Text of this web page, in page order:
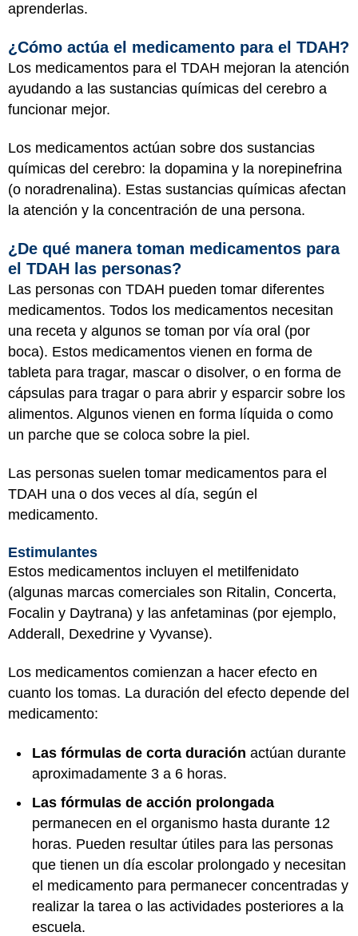
aprenderlas.
¿Cómo actúa el medicamento para el TDAH?
Los medicamentos para el TDAH mejoran la atención
ayudando a las sustancias químicas del cerebro a
funcionar mejor.
Los medicamentos actúan sobre dos sustancias
químicas del cerebro: la dopamina y la norepinefrina
(o noradrenalina). Estas sustancias químicas afectan
la atención y la concentración de una persona.
¿De qué manera toman medicamentos para
el TDAH las personas?
Las personas con TDAH pueden tomar diferentes
medicamentos. Todos los medicamentos necesitan
una receta y algunos se toman por vía oral (por
boca). Estos medicamentos vienen en forma de
tableta para tragar, mascar o disolver, o en forma de
cápsulas para tragar o para abrir y esparcir sobre los
alimentos. Algunos vienen en forma líquida o como
un parche que se coloca sobre la piel.
Las personas suelen tomar medicamentos para el
TDAH una o dos veces al día, según el
medicamento.
Estimulantes
Estos medicamentos incluyen el metilfenidato
(algunas marcas comerciales son Ritalin, Concerta,
Focalin y Daytrana) y las anfetaminas (por ejemplo,
Adderall, Dexedrine y Vyvanse).
Los medicamentos comienzan a hacer efecto en
cuanto los tomas. La duración del efecto depende del
medicamento:
Las fórmulas de corta duración actúan durante
aproximadamente 3 a 6 horas.
Las fórmulas de acción prolongada
permanecen en el organismo hasta durante 12
horas. Pueden resultar útiles para las personas
que tienen un día escolar prolongado y necesitan
el medicamento para permanecer concentradas y
realizar la tarea o las actividades posteriores a la
escuela.